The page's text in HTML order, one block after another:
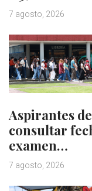
7 agosto, 2026
Aspirantes
consultar
examen…
7 agosto, 2026